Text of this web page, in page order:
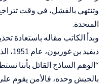
وتنتهي بالفشل، في وقت
المتحدة.
وبدأ الكاتب مقاله باستعادة
“الوهم الساذج القائل بأننا
بالجيش وحده، فالأمن يقوم